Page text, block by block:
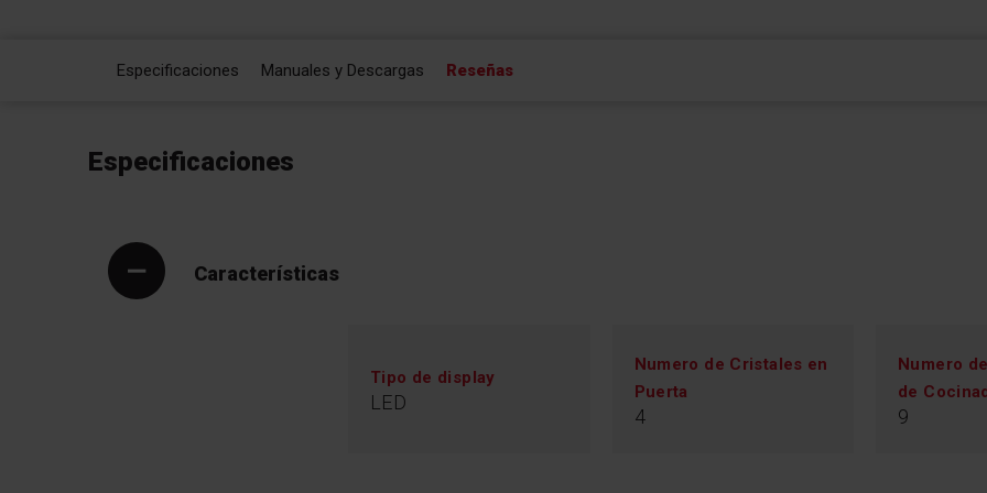
Especificaciones Manuales y Descargas Reseñas
Especificaciones
Características
Tipo de display
LED
Numero de Cristales en
Puerta
4
Numero
de
9